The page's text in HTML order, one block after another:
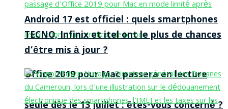
Office 2019 pour Mac passera en lecture
Android 17 est officiel : quels smartphones
TECNO, Infinix et itel ont le plus de chances
d’être mis à jour ?